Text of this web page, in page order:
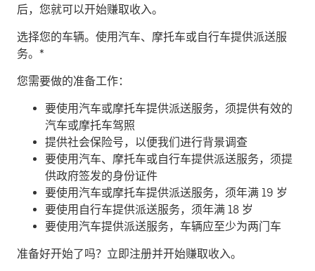
后，您就可以开始赚取收入。
​选择您的车辆。使用汽车、摩托车或自行车提供派送服
务。*
您需要做的准备工作：
要使用汽车或摩托车提供派送服务，须提供有效的
汽车或摩托车驾照
提供社会保险号，以便我们进行背景调查
要使用汽车、摩托车或自行车提供派送服务，须提
供政府签发的身份证件
要使用汽车或摩托车提供派送服务，须年满 19 岁
要使用自行车提供派送服务，须年满 18 岁
要使用汽车提供派送服务，车辆应至少为两门车
准备好开始了吗？立即注册并开始赚取收入。